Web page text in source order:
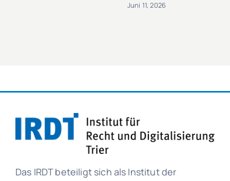
Juni 11, 2026
Das IRDT beteiligt sich als Institut der